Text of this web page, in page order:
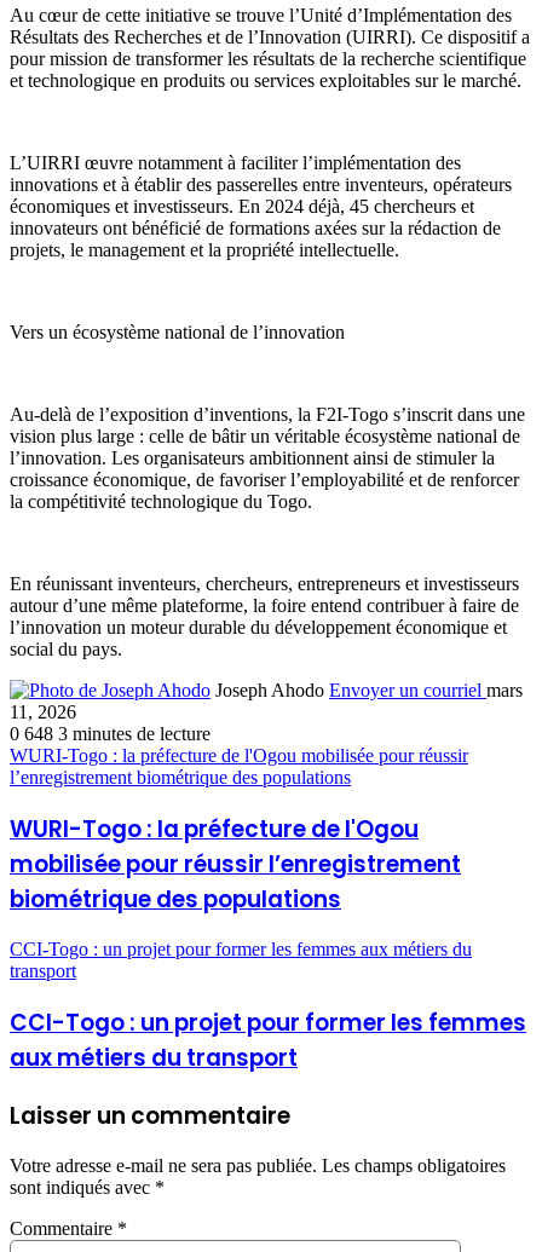
Au cœur de cette initiative se trouve l’Unité d’Implémentation des
Résultats des Recherches et de l’Innovation (UIRRI). Ce dispositif a
pour mission de transformer les résultats de la recherche scientifique
et technologique en produits ou services exploitables sur le marché.
L’UIRRI œuvre notamment à faciliter l’implémentation des
innovations et à établir des passerelles entre inventeurs, opérateurs
économiques et investisseurs. En 2024 déjà, 45 chercheurs et
innovateurs ont bénéficié de formations axées sur la rédaction de
projets, le management et la propriété intellectuelle.
Vers un écosystème national de l’innovation
Au-delà de l’exposition d’inventions, la F2I-Togo s’inscrit dans une
vision plus large : celle de bâtir un véritable écosystème national de
l’innovation. Les organisateurs ambitionnent ainsi de stimuler la
croissance économique, de favoriser l’employabilité et de renforcer
la compétitivité technologique du Togo.
En réunissant inventeurs, chercheurs, entrepreneurs et investisseurs
autour d’une même plateforme, la foire entend contribuer à faire de
l’innovation un moteur durable du développement économique et
social du pays.
Joseph Ahodo Envoyer un courriel mars
11, 2026
0 648 3 minutes de lecture
WURI-Togo : la préfecture de l'Ogou mobilisée pour réussir
l’enregistrement biométrique des populations
WURI-Togo : la préfecture de l'Ogou
mobilisée pour réussir l’enregistrement
biométrique des populations
CCI-Togo : un projet pour former les femmes aux métiers du
transport
CCI-Togo : un projet pour former les femmes
aux métiers du transport
Laisser un commentaire
Votre adresse e-mail ne sera pas publiée. Les champs obligatoires
sont indiqués avec *
Commentaire *